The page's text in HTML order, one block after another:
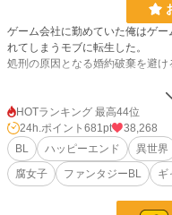
ゲーム会社に勤めていた俺はゲ
れてしまうモブに転生した。
処刑の原因となる婚約破棄を避け
なんか数ヶ月おきに繰り返され
第二皇子と過ごし、
婚約破棄の原因となる主人公と出
最近では監視をつけるまでもな
た・・・
HOTランキング 最高44位
24h.ポイント 681pt
38,268
BL
ハッピーエンド 異世界
腐女子
ファンタジーBL ギ